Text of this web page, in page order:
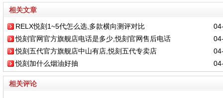
相关文章
RELX悦刻1~5代怎么选,多款横向测评对比
悦刻官网官方旗舰店电话是多少,悦刻官网售后电话
悦刻五代官方旗舰店中山有店,悦刻五代专卖店
悦刻加什么烟油好抽
相关评论